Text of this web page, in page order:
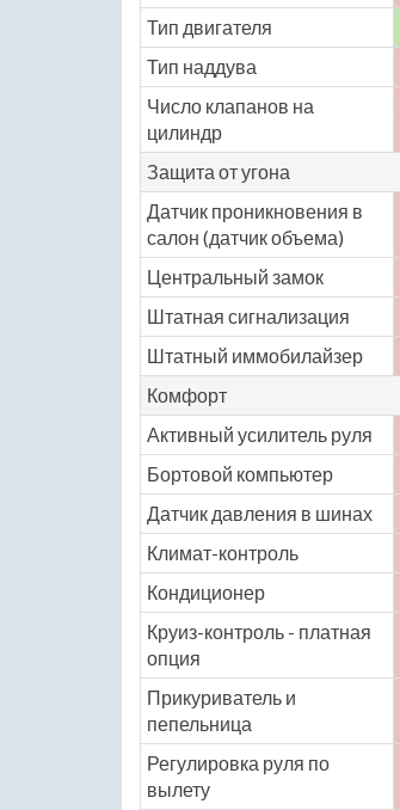
Тип двигателя
Тип наддува
Число клапанов на
цилиндр
Защита от угона
Датчик проникновения в
салон (датчик объема)
Центральный замок
Штатная сигнализация
Штатный иммобилайзер
Комфорт
Активный усилитель руля
Бортовой компьютер
Датчик давления в шинах
Климат-контроль
Кондиционер
Круиз-контроль - платная
опция
Прикуриватель и
пепельница
Регулировка руля по
вылету